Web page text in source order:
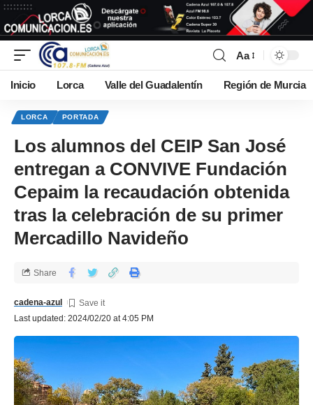
Aa
Inicio Lorca Valle del Guadalentín Región de Murcia
LORCA PORTADA
Los alumnos del CEIP San José
entregan a CONVIVE Fundación
Cepaim la recaudación obtenida
tras la celebración de su primer
Mercadillo Navideño
Last updated: 2024/02/20 at 4:05 PM
cadena-azul
Share